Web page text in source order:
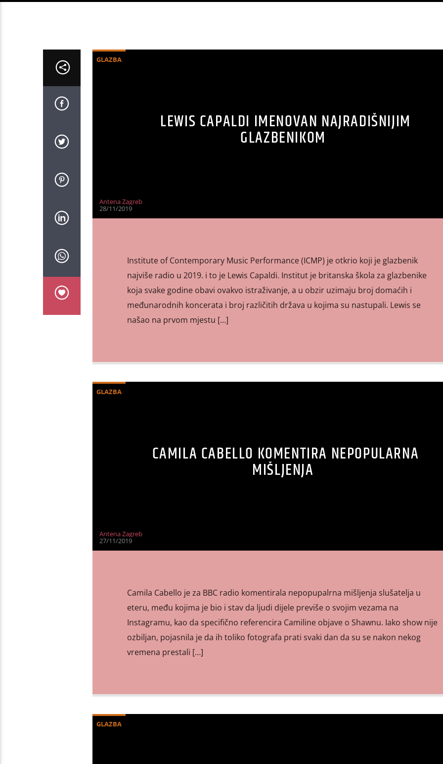
GLAZBA
LEWIS CAPALDI IMENOVAN NAJRADIŠNIJIM
GLAZBENIKOM
Antena Zagreb
28/11/2019
Institute of Contemporary Music Performance (ICMP) je otkrio koji je glazbenik
najviše radio u 2019. i to je Lewis Capaldi. Institut je britanska škola za glazbenike
koja svake godine obavi ovakvo istraživanje, a u obzir uzimaju broj domaćih i
međunarodnih koncerata i broj različitih država u kojima su nastupali. Lewis se
našao na prvom mjestu […]
GLAZBA
CAMILA CABELLO KOMENTIRA NEPOPULARNA
MIŠLJENJA
Antena Zagreb
27/11/2019
Camila Cabello je za BBC radio komentirala nepopupalrna mišljenja slušatelja u
eteru, među kojima je bio i stav da ljudi dijele previše o svojim vezama na
Instagramu, kao da specifično referencira Camiline objave o Shawnu. Iako show nije
ozbiljan, pojasnila je da ih toliko fotografa prati svaki dan da su se nakon nekog
vremena prestali […]
GLAZBA